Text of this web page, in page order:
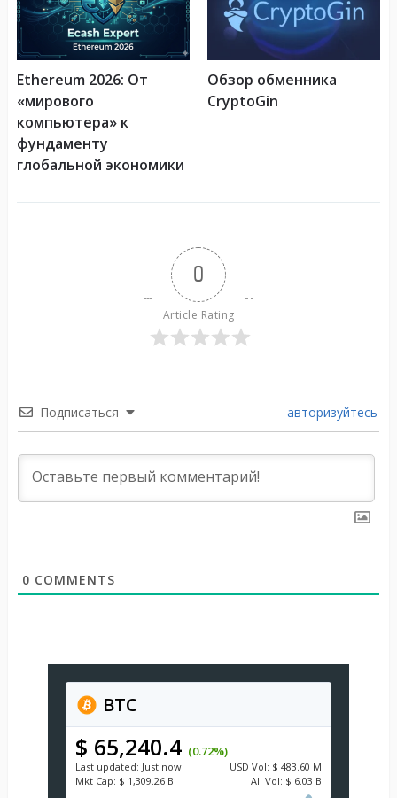
Ethereum 2026: От
«мирового
компьютера» к
фундаменту
глобальной экономики
Обзор обменника
CryptoGin
0
Article Rating
Подписаться авторизуйтесь
0 COMMENTS
BTC
$ 65,240.4 (0.72%)
Last updated: Just now USD Vol: $ 483.60 M
Mkt Cap: $ 1,309.26 B All Vol: $ 6.03 B